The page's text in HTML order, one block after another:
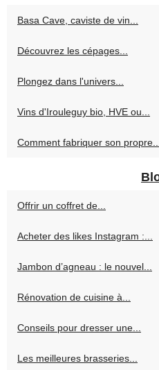
Basa Cave, caviste de vin...
Découvrez les cépages...
Plongez dans l'univers...
Vins d'Irouleguy bio, HVE ou...
Comment fabriquer son
Offrir un coffret de...
Acheter des likes Instagram :...
Jambon d’agneau : le nouvel...
Rénovation de cuisine à...
Conseils pour dresser une...
Les meilleures brasseries...